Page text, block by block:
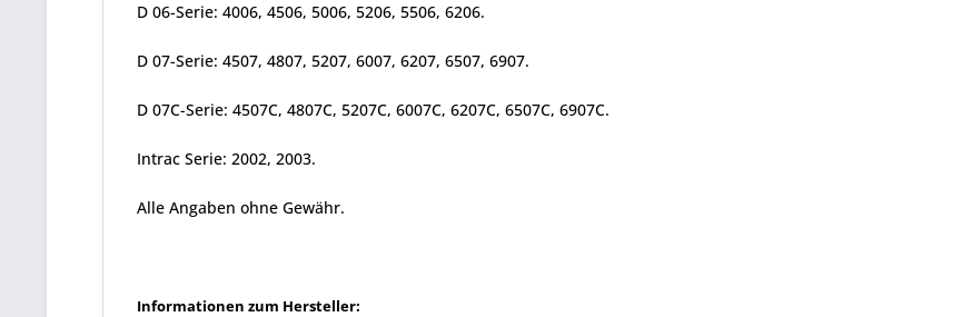
D 06-Serie: 4006, 4506, 5006, 5206, 5506, 6206.
D 07-Serie: 4507, 4807, 5207, 6007, 6207, 6507, 6907.
D 07C-Serie: 4507C, 4807C, 5207C, 6007C, 6207C, 6507C, 6907C.
Intrac Serie: 2002, 2003.
Alle Angaben ohne Gewähr.
Informationen zum Hersteller: